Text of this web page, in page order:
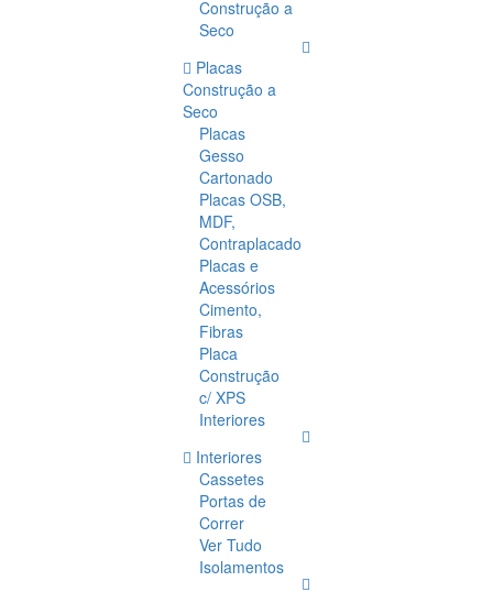
Construção a
Seco
Placas
Construção a
Seco
Placas
Gesso
Cartonado
Placas OSB,
MDF,
Contraplacado
Placas e
Acessórios
Cimento,
Fibras
Placa
Construção
c/ XPS
Interiores
Interiores
Cassetes
Portas de
Correr
Ver Tudo
Isolamentos